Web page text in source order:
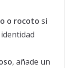
o rocoto si
, añade un